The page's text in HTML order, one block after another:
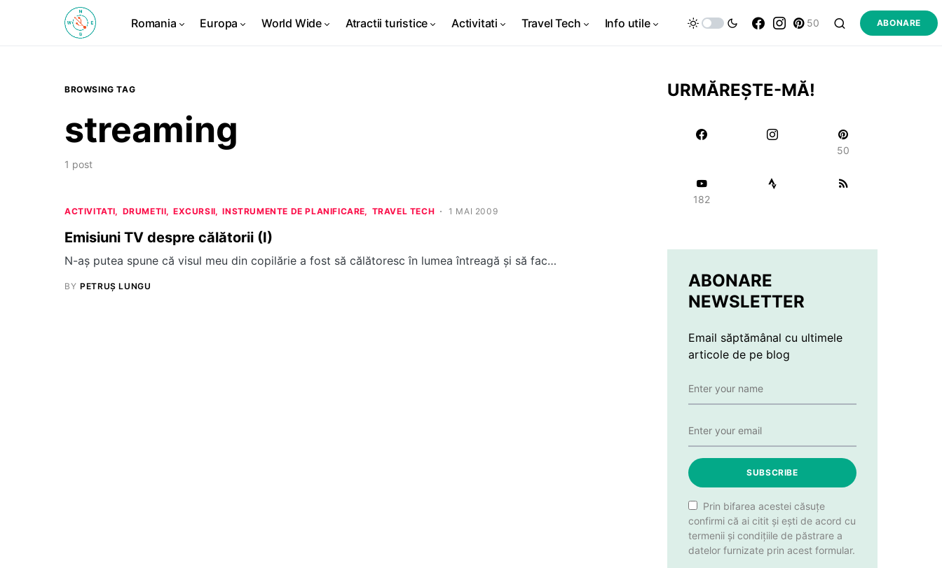
Romania Europa World Wide Atractii turistice Activitati Travel Tech Info utile 50 ABONARE
BROWSING TAG
streaming
1 post
ACTIVITATI DRUMETII EXCURSII INSTRUMENTE DE PLANIFICARE TRAVEL TECH 1 MAI 2009
Emisiuni TV despre călătorii (I)
N-aş putea spune că visul meu din copilărie a fost să călătoresc în lumea întreagă şi să fac…
BY PETRUȘ LUNGU
URMĂREȘTE-MĂ!
50
182
ABONARE
NEWSLETTER
Email săptămânal cu ultimele
articole de pe blog
SUBSCRIBE
Prin bifarea acestei căsuțe
confirmi că ai citit și ești de acord cu
termenii și condițiile de păstrare a
datelor furnizate prin acest formular.